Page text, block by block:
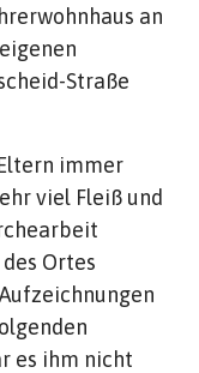
an
Straße
immer
viel Fleiß und
Ortes
es ihm nicht